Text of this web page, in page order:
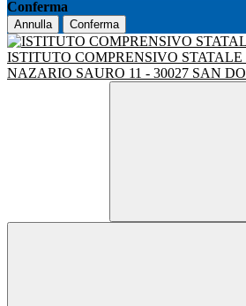
Conferma
Annulla Conferma
ISTITUTO COMPRENSIVO STATALE
NAZARIO SAURO 11 - 30027 SAN